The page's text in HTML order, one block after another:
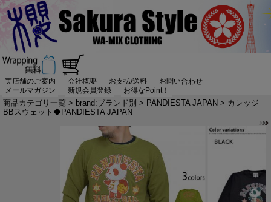
実店舗のご案内 会社概要 お支払/送料
お問い合わせ
メールマガジン
新規会員登録 お得なPoint！
商品カテゴリ一覧 > brand:ブランド別 > PANDIESTA JAPAN > カレッジ
BBスウェット◆PANDIESTA JAPAN